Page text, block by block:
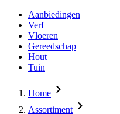
Aanbiedingen
Verf
Vloeren
Gereedschap
Hout
Tuin
Home
Assortiment